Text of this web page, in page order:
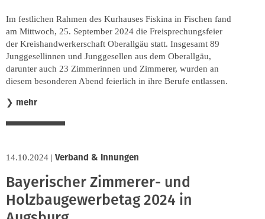
Im festlichen Rahmen des Kurhauses Fiskina in Fischen fand
am Mittwoch, 25. September 2024 die Freisprechungsfeier
der Kreishandwerkerschaft Oberallgäu statt. Insgesamt 89
Junggesellinnen und Junggesellen aus dem Oberallgäu,
darunter auch 23 Zimmerinnen und Zimmerer, wurden an
diesem besonderen Abend feierlich in ihre Berufe entlassen.
❯ mehr
14.10.2024 | Verband & Innungen
Bayerischer Zimmerer- und
Holzbaugewerbetag 2024 in